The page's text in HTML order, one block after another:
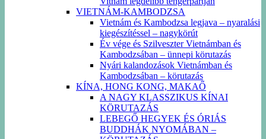
VIETNÁM-KAMBODZSA
Vietnám és Kambodzsa legjava – nyaralási
kiegészítéssel – nagykörút
Év vége és Szilveszter Vietnámban és
Kambodzsában – ünnepi körutazás
Nyári kalandozások Vietnámban és
Kambodzsában – körutazás
KÍNA, HONG KONG, MAKAŐ
A NAGY KLASSZIKUS KÍNAI
KÖRUTAZÁS
LEBEGŐ HEGYEK ÉS ÓRIÁS
BUDDHÁK NYOMÁBAN –